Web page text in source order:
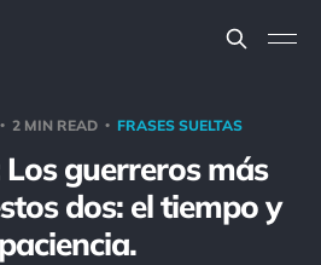
2 MIN READ FRASES SUELTAS
Los guerreros más
dos: el tiempo y